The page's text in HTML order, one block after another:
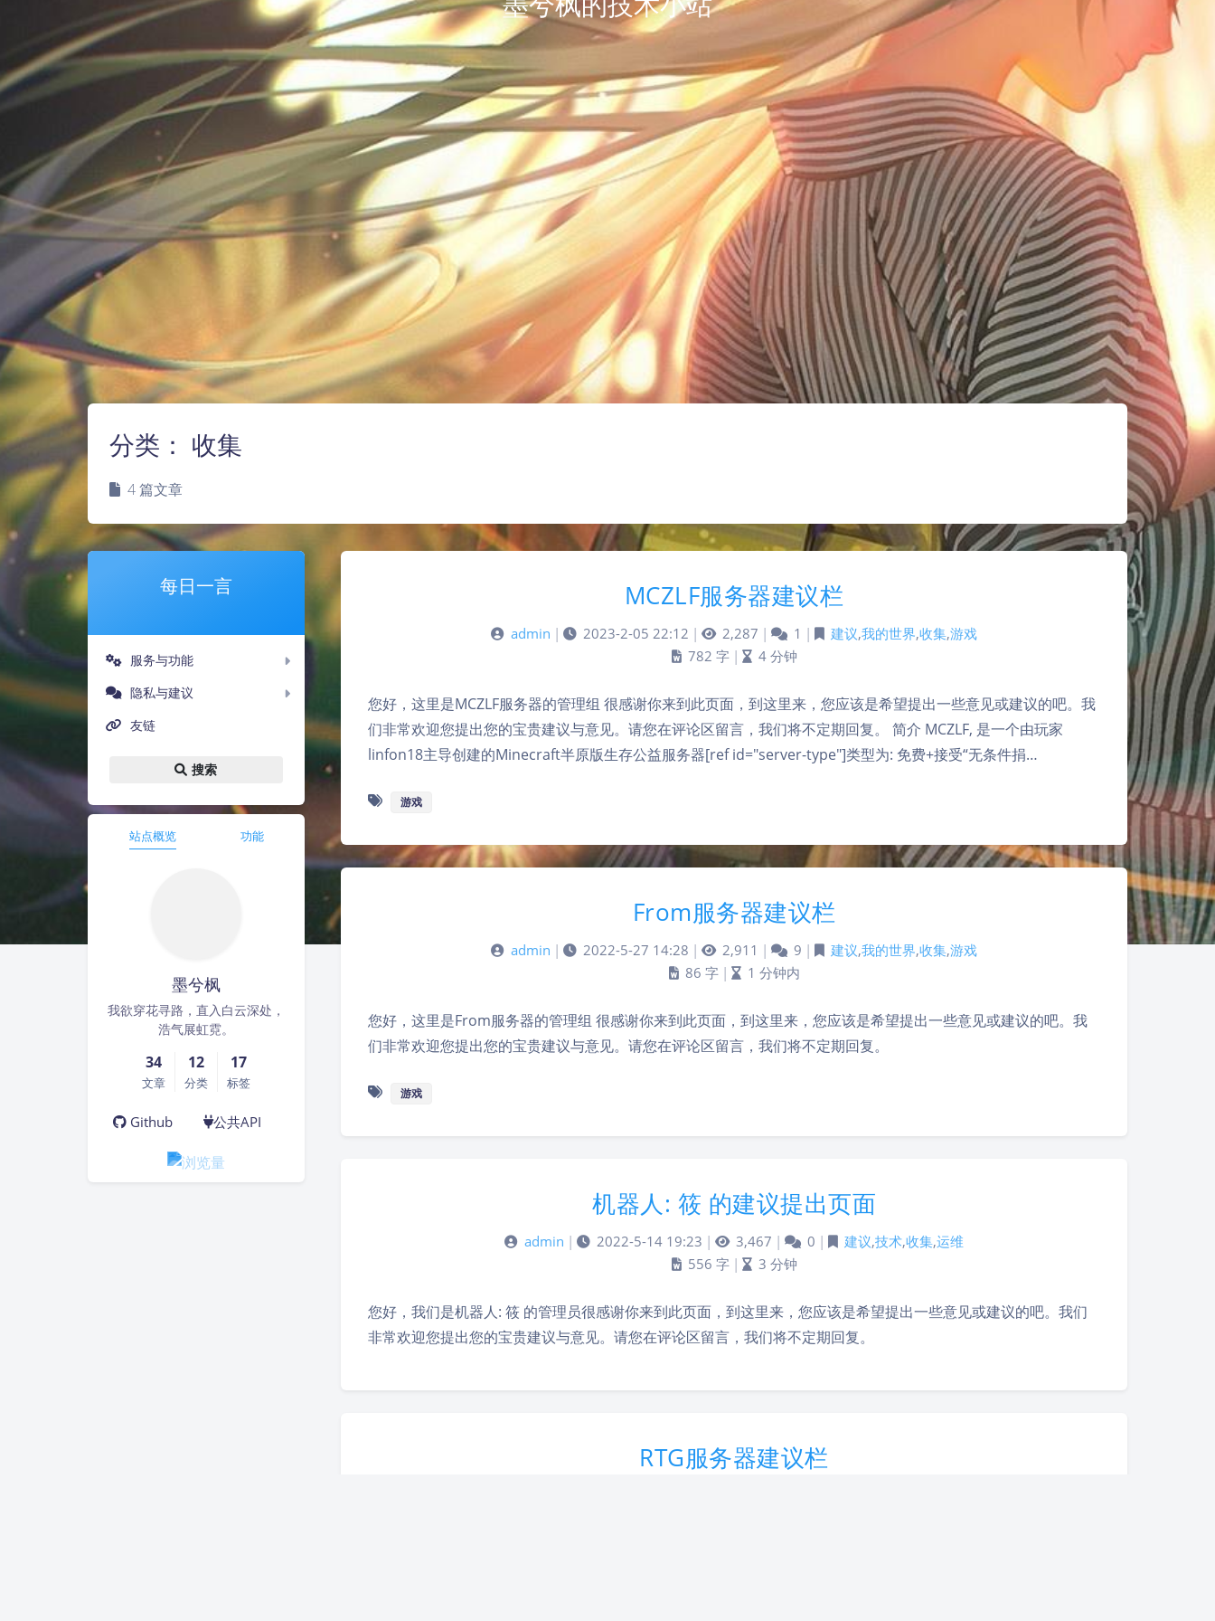
关闭 日落 暗化
分类： 收集
4 篇文章
每日一言
服务与功能
隐私与建议
友链
搜索
站点概览 功能
墨兮枫
我欲穿花寻路，直入白云深处，
浩气展虹霓。
34
文章
12
分类
17
标签
Github 公共API
MCZLF服务器建议栏
admin | 2023-2-05 22:12 | 2,287 | 1 | 建议,我的世界,收集,游戏
782 字 | 4 分钟
您好，这里是MCZLF服务器的管理组 很感谢你来到此页面，到这里来，您应该是希望提出一些意见或建议的吧。我
们非常欢迎您提出您的宝贵建议与意见。请您在评论区留言，我们将不定期回复。 简介 MCZLF, 是一个由玩家
linfon18主导创建的Minecraft半原版生存公益服务器[ref id="server-type"]类型为: 免费+接受“无条件捐…
游戏
From服务器建议栏
admin | 2022-5-27 14:28 | 2,911 | 9 | 建议,我的世界,收集,游戏
86 字 | 1 分钟内
您好，这里是From服务器的管理组 很感谢你来到此页面，到这里来，您应该是希望提出一些意见或建议的吧。我
们非常欢迎您提出您的宝贵建议与意见。请您在评论区留言，我们将不定期回复。
游戏
机器人: 筱 的建议提出页面
admin | 2022-5-14 19:23 | 3,467 | 0 | 建议,技术,收集,运维
556 字 | 3 分钟
您好，我们是机器人: 筱 的管理员很感谢你来到此页面，到这里来，您应该是希望提出一些意见或建议的吧。我们
非常欢迎您提出您的宝贵建议与意见。请您在评论区留言，我们将不定期回复。
RTG服务器建议栏